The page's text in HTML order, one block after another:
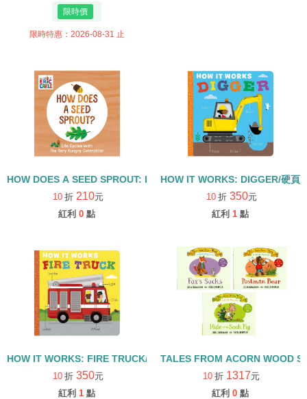
限時特惠：2026-08-31 止
HOW DOES A SEED SPROUT: LIFE CYCLES WITH THE VERY
10 折 210元
紅利 0 點
HOW IT WORKS: DIGGER/硬頁
10 折 350元
紅利 1 點
HOW IT WORKS: FIRE TRUCK/硬頁書
10 折 350元
紅利 1 點
TALES FROM ACORN WOOD
10 折 1317元
紅利 0 點